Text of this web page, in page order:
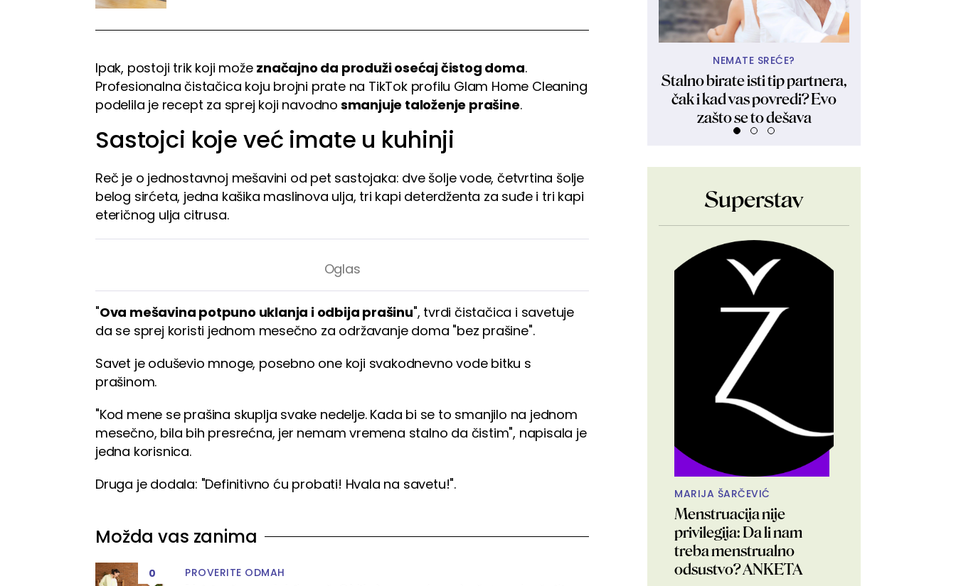
Ipak, postoji trik koji može značajno da produži osećaj čistog doma.
Profesionalna čistačica koju brojni prate na TikTok profilu Glam Home Cleaning
podelila je recept za sprej koji navodno smanjuje taloženje prašine.
Sastojci koje već imate u kuhinji
Reč je o jednostavnoj mešavini od pet sastojaka: dve šolje vode, četvrtina šolje
belog sirćeta, jedna kašika maslinova ulja, tri kapi deterdženta za suđe i tri kapi
eteričnog ulja citrusa.
"Ova mešavina potpuno uklanja i odbija prašinu", tvrdi čistačica i savetuje
da se sprej koristi jednom mesečno za održavanje doma "bez prašine".
Savet je oduševio mnoge, posebno one koji svakodnevno vode bitku s
prašinom.
"Kod mene se prašina skuplja svake nedelje. Kada bi se to smanjilo na jednom
mesečno, bila bih presrećna, jer nemam vremena stalno da čistim", napisala je
jedna korisnica.
Druga je dodala: "Definitivno ću probati! Hvala na savetu!".
Možda vas zanima
0 PROVERITE ODMAH
NEMATE SREĆE?
Stalno birate isti tip partnera,
čak i kad vas povredi? Evo
zašto se to dešava
Superstav
MARIJA ŠARČEVIĆ
Menstruacija nije
privilegija: Da li nam
treba menstrualno
odsustvo? ANKETA